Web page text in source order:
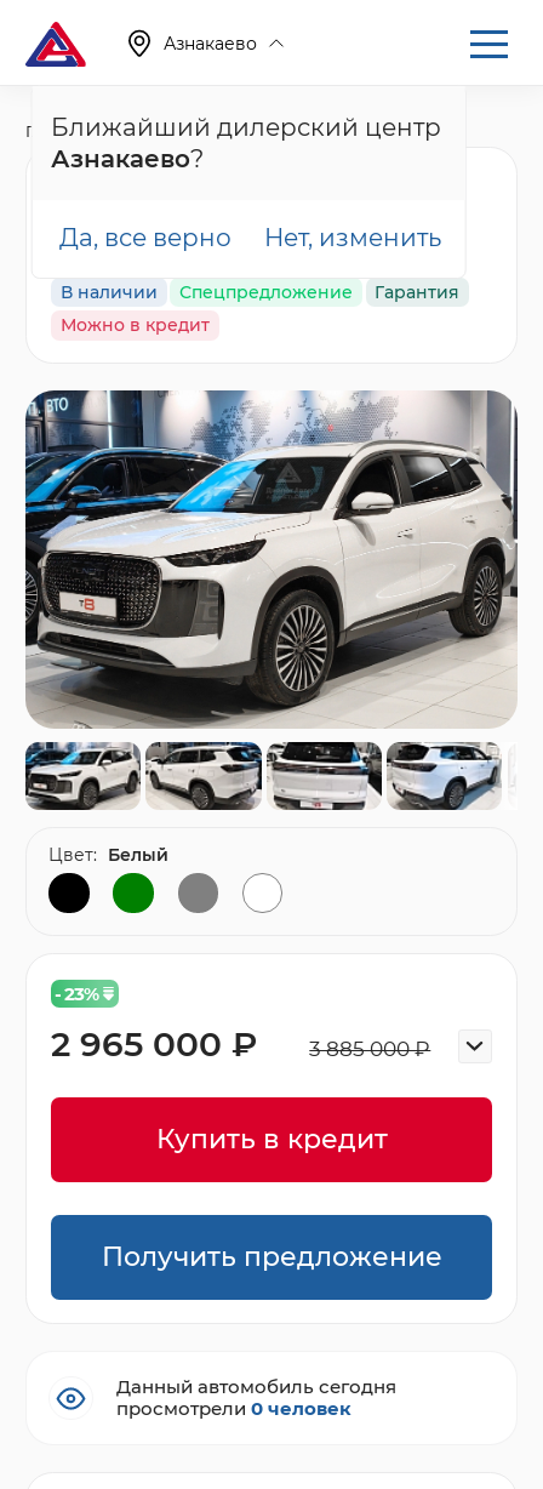
Азнакаево
Ближайший дилерский центр
Азнакаево?
Да, все верно Нет, изменить
Главная Каталог Новые автомобили T8
белый
В наличии Спецпредложение
Гарантия
Можно в кредит
- 23%
3 885 000 ₽
2 965 000 ₽
Купить в кредит
Получить предложение
Цвет: Белый
Данный автомобиль сегодня
просмотрели0 человек